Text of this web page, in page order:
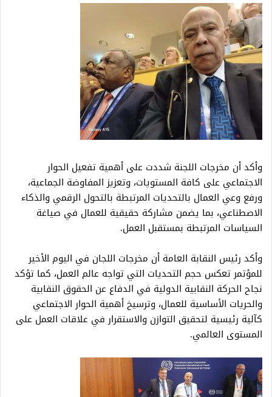
وأكد أن مخرجات اللجنة شددت على أهمية تفعيل الحوار
الاجتماعي على كافة المستويات، وتعزيز المفاوضة الجماعية،
ورفع وعي العمال بالتحديات المرتبطة بالتحول الرقمي والذكاء
الاصطناعي، بما يضمن مشاركة حقيقية للعمال في صياغة
السياسات المرتبطة بمستقبل العمل.
وأكد رئيس النقابة العامة أن مخرجات اللجان في اليوم الأخير
للمؤتمر تعكس حجم التحديات التي تواجه عالم العمل، كما تؤكد
نجاح الحركة النقابية الدولية في الدفاع عن الحقوق النقابية
والحريات الأساسية للعمال، وترسيخ أهمية الحوار الاجتماعي
كآلية رئيسية لتحقيق التوازن والاستقرار في علاقات العمل على
المستوى العالمي.